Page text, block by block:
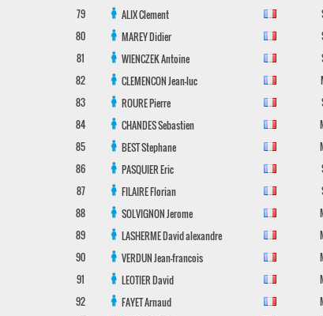
79
ALIXClement
80
MAREYDidier
81
WIENCZEKAntoine
82
CLEMENCONJean-luc
83
ROUREPierre
84
CHANDESSebastien
85
BESTStephane
86
PASQUIEREric
87
FILAIREFlorian
88
SOLVIGNONJerome
89
LASHERMEDavid alexandre
90
VERDUNJean-francois
91
LEOTIERDavid
92
FAYETArnaud